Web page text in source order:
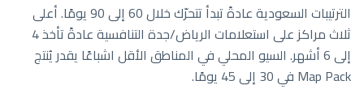
الترتيبات السعودية عادةً تبدأ تتحرّك خلال 60 إلى 90 يومًا. أعلى
ثلاث مراكز على استعلامات الرياض/جدة التنافسية عادةً تأخذ 4
إلى 6 أشهر. السيو المحلي في المناطق الأقل اشباعًا يقدر يُنتج
Map Pack في 30 إلى 45 يومًا.